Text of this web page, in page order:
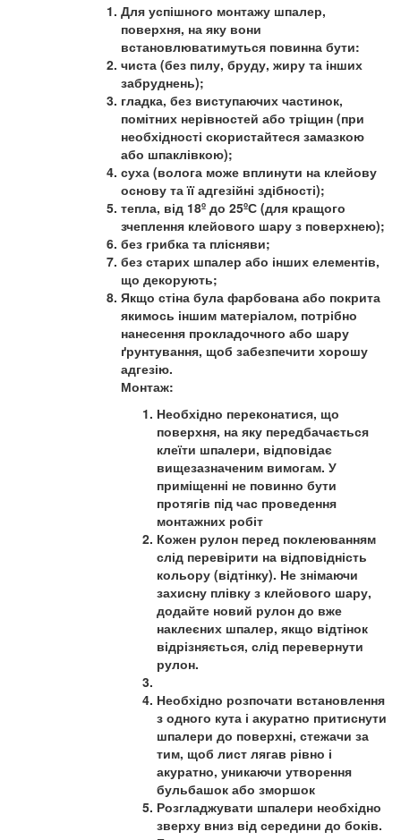
Для успішного монтажу шпалер,
поверхня, на яку вони
встановлюватимуться повинна бути:
чиста (без пилу, бруду, жиру та інших
забруднень);
гладка, без виступаючих частинок,
помітних нерівностей або тріщин (при
необхідності скористайтеся замазкою
або шпаклівкою);
суха (волога може вплинути на клейову
основу та її адгезійні здібності);
тепла, від 18º до 25ºС (для кращого
зчеплення клейового шару з поверхнею);
без грибка та плісняви;
без старих шпалер або інших елементів,
що декорують;
Якщо стіна була фарбована або покрита
якимось іншим матеріалом, потрібно
нанесення прокладочного або шару
ґрунтування, щоб забезпечити хорошу
адгезію.
Монтаж:
Необхідно переконатися, що
поверхня, на яку передбачається
клеїти шпалери, відповідає
вищезазначеним вимогам. У
приміщенні не повинно бути
протягів під час проведення
монтажних робіт
Кожен рулон перед поклеюванням
слід перевірити на відповідність
кольору (відтінку). Не знімаючи
захисну плівку з клейового шару,
додайте новий рулон до вже
наклеєних шпалер, якщо відтінок
відрізняється, слід перевернути
рулон.
Необхідно розпочати встановлення
з одного кута і акуратно притиснути
шпалери до поверхні, стежачи за
тим, щоб лист лягав рівно і
акуратно, уникаючи утворення
бульбашок або зморшок
Розгладжувати шпалери необхідно
зверху вниз від середини до боків.